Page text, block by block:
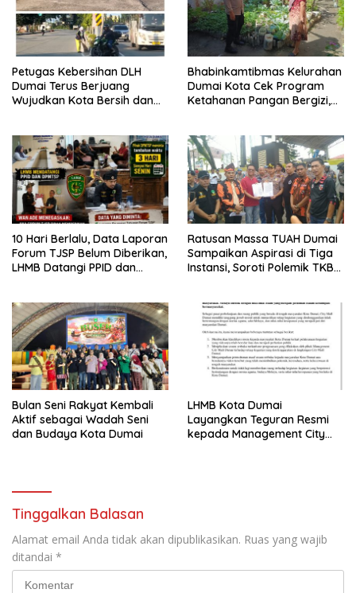
Petugas Kebersihan DLH
Dumai Terus Berjuang
Wujudkan Kota Bersih dan
Bhabinkamtibmas Kelurahan
Dumai Kota Cek Program
Ketahanan Pangan Bergizi,
10 Hari Berlalu, Data Laporan
Forum TJSP Belum Diberikan,
LHMB Datangi PPID dan
Ratusan Massa TUAH Dumai
Sampaikan Aspirasi di Tiga
Instansi, Soroti Polemik TKBM
Bulan Seni Rakyat Kembali
Aktif sebagai Wadah Seni
dan Budaya Kota Dumai
LHMB Kota Dumai
Layangkan Teguran Resmi
kepada Management City
Tinggalkan Balasan
Alamat email Anda tidak akan dipublikasikan. Ruas yang wajib
ditandai *